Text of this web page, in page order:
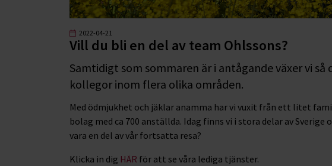
2022-04-21
Vill du bli en del av team Ohlssons?
Samtidigt som sommaren är i antågande växer vi
kollegor inom flera olika områden.
Med ödmjukhet och jäklar anamma har vi vuxit från ett litet
bolag med ca 700 anställda. Idag finns vi i stora delar av Sverige
vara en del av vår fortsatta resa?
Klicka in dig HÄR för att se våra lediga tjänster.